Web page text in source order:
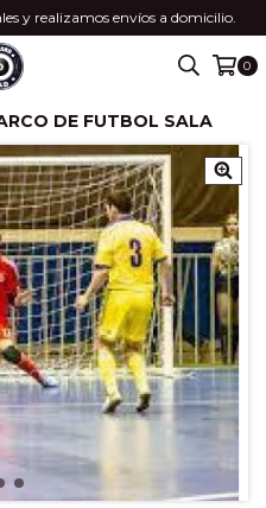
y realizamos envíos a domicilio.
0
DE FUTBOL SALA